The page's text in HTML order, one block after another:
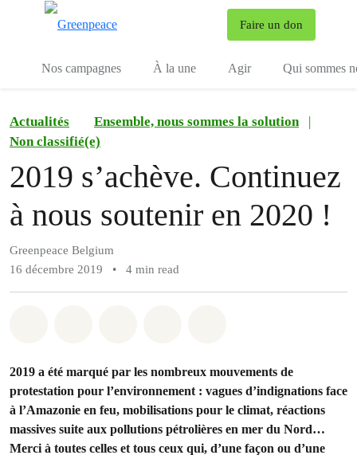
Faire un don
Nos campagnes À la une Agir Qui sommes
Actualités Ensemble, nous sommes la solution
|
Non classifié(e)
2019 s’achève. Continuez
à nous soutenir en 2020 !
Greenpeace Belgium
16 décembre 2019
• 4 min read
2019 a été marqué par les nombreux mouvements de
protestation pour l’environnement : vagues d’indignations face
à l’Amazonie en feu, mobilisations pour le climat, réactions
massives suite aux pollutions pétrolières en mer du Nord…
Merci à toutes celles et tous ceux qui, d’une façon ou d’une